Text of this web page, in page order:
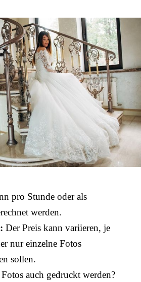
pro Stunde oder als
werden.
Der Preis kann variieren, je
nur einzelne Fotos
sollen.
auch gedruckt werden?